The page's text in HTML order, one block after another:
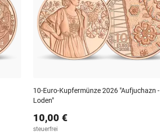
10-Euro-Kupfermünze 2026 "Aufjuchazn -
Loden"
10,00 €
steuerfrei